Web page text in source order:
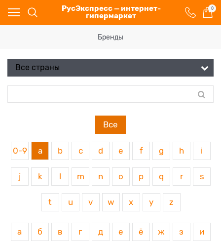
РусЭкспресс — интернет-
гипермаркет
0
Бренды
Все
0-9 a b c d e f g h i
j k m n o p q r s
t u v w x y z
а б в г д е ё ж з и